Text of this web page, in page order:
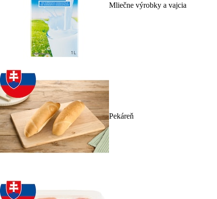
Mliečne výrobky a vajcia
Pekáreň